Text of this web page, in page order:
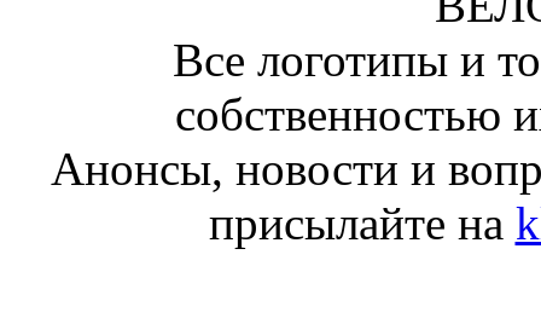
Все логотипы и
собственностью
Анонсы, новости и
присылайте на